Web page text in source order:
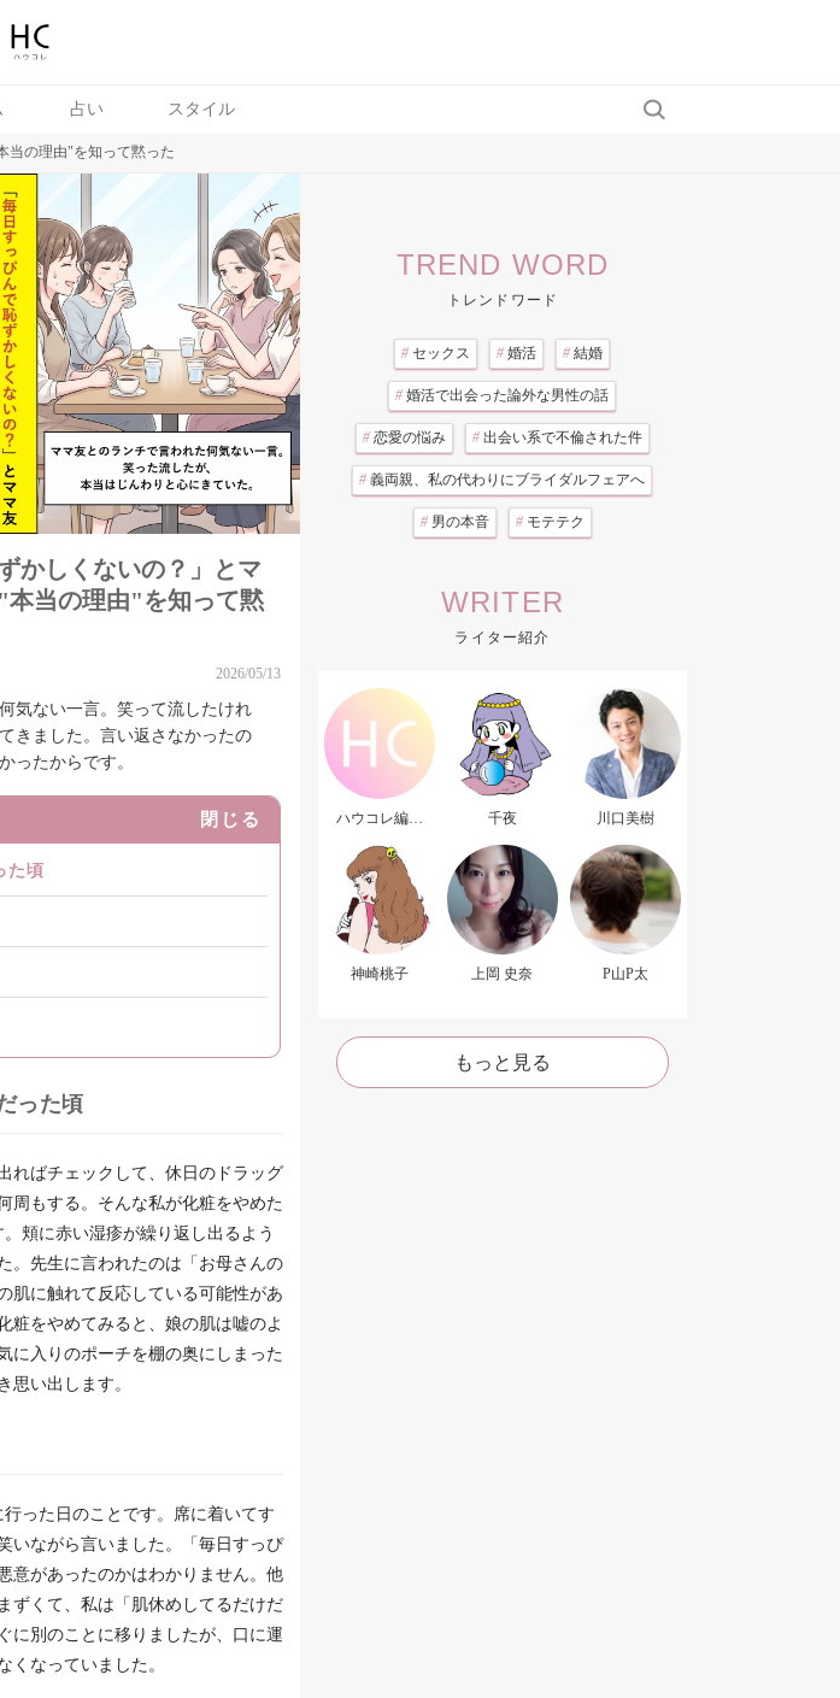
占い スタイル
当の理由"を知って黙った
かしくないの？」とマ
当の理由"を知って黙
2026/05/13
気ない一言。笑って流したけれ
きました。言い返さなかったの
ったからです。
閉じる
た頃
った頃
ればチェックして、休日のドラッグ
周もする。そんな私が化粧をやめた
頬に赤い湿疹が繰り返し出るよう
。先生に言われたのは「お母さんの
肌に触れて反応している可能性があ
粧をやめてみると、娘の肌は嘘のよ
に入りのポーチを棚の奥にしまった
思い出します。
った日のことです。席に着いてす
いながら言いました。「毎日すっぴ
意があったのかはわかりません。他
ずくて、私は「肌休めしてるだけだ
に別のことに移りましたが、口に運
くなっていました。
TREND WORD
トレンドワード
# セックス # 婚活 # 結婚
# 婚活で出会った論外な男性の話
# 恋愛の悩み # 出会い系で不倫された件
# 義両親、私の代わりにブライダルフェアへ
# 男の本音 # モテテク
WRITER
ライター紹介
ハウコレ編集
千夜 川口美樹
神崎桃子 上岡 史奈 P山P太
もっと見る